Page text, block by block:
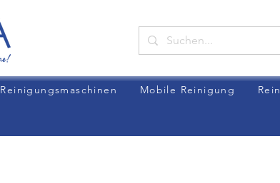
Reinigungsmaschinen Mobile Reinigung